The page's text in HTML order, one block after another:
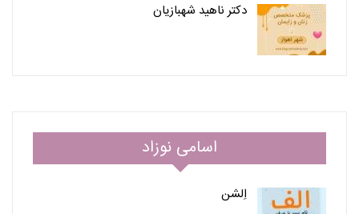
دکتر ناهید شهبازیان
اسامی نوزاد
اِلشن